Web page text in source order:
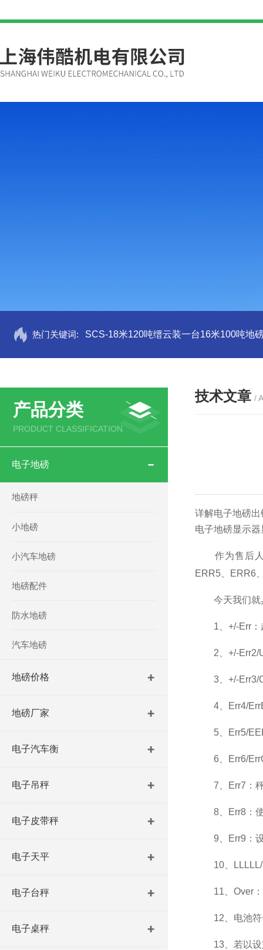
热门关键词: SCS-18米120吨缙云装一台16米100吨地
产品分类
PRODUCT CLASSIFICATION
电子地磅
地磅秤
小地磅
小汽车地磅
地磅配件
防水地磅
汽车地磅
地磅价格
地磅厂家
电子汽车衡
电子吊秤
电子皮带秤
电子天平
电子台秤
电子桌秤
技术文章 /
详解电子地磅
电子地磅显示器
作为售后人
ERR5、 ERR6
今天我们就具
1 +/-Err：
2 +/-Err2/
3、 +/-Err3/
4、 Err4/
5、 Err5/
6 Err6/
7 Err7 ：
8、 Err8：
9 Err9 ：
10、
11 Over
12 、电池
13、若以